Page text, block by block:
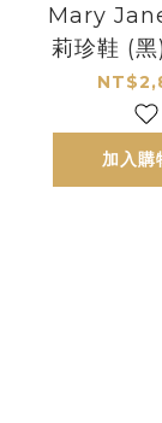
Mary
莉珍鞋 (黑
哈漫克【
家】
加入購